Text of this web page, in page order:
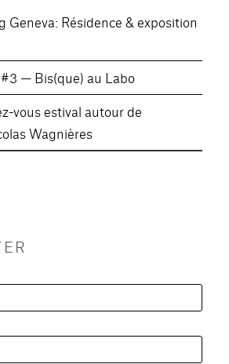
Geneva: Résidence & exposition
#3 — Bis(que) au Labo
vous estival autour de
Wagnières